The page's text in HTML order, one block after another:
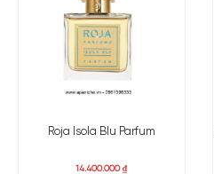
Roja Isola Blu Parfum
14.400.000₫